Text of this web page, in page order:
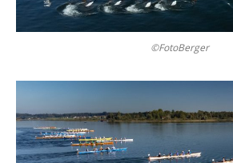
©FotoBerger